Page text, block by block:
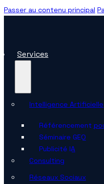
Passer au contenu principal
Services
Intelligence Artificielle
Référencement
Séminaire GEO
Publicité IA
Consulting
Réseaux Sociaux